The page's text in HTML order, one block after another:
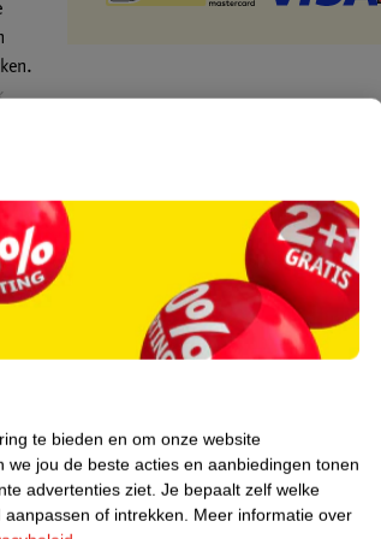
te bieden en om onze website
we jou de beste acties en aanbiedingen tonen
advertenties ziet. Je bepaalt zelf welke
of intrekken. Meer informatie over